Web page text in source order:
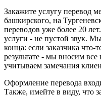
Закажите услугу перевод
башкирского, на
переводов уже более 20
услуги - не пустой звук.
конца: если заказчика что-
результате - мы вносим
учитываем замечания
Оформление перевода
Также, имейте в виду, что